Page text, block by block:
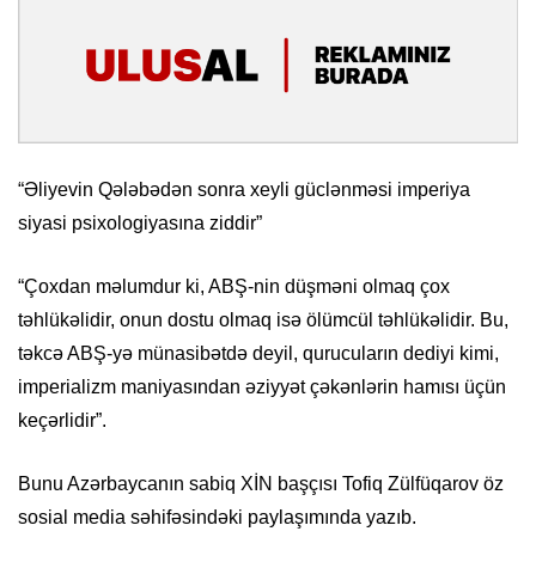
“Əliyevin Qələbədən sonra xeyli güclənməsi imperiya
siyasi psixologiyasına ziddir”
“Çoxdan məlumdur ki, ABŞ-nin düşməni olmaq çox
təhlükəlidir, onun dostu olmaq isə ölümcül təhlükəlidir. Bu,
təkcə ABŞ-yə münasibətdə deyil, qurucuların dediyi kimi,
imperializm maniyasından əziyyət çəkənlərin hamısı üçün
keçərlidir”.
Bunu Azərbaycanın sabiq XİN başçısı Tofiq Zülfüqarov öz
sosial media səhifəsindəki paylaşımında yazıb.